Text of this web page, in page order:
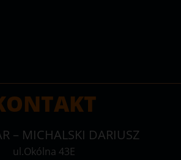
– MICHALSKI DARIUSZ
ul.Okólna 43E